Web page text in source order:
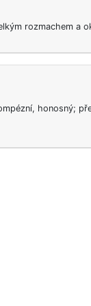
rozmachem a
honosný;